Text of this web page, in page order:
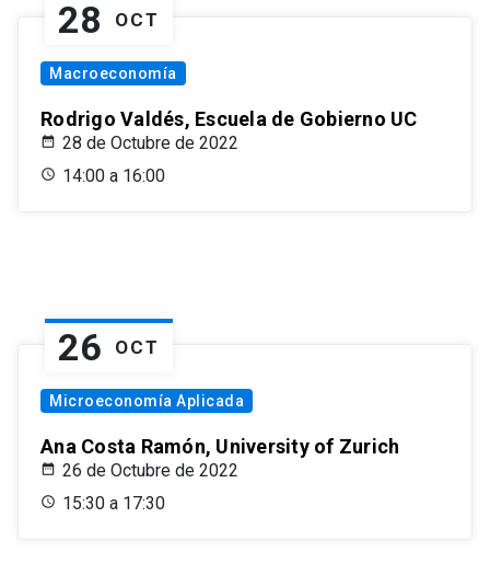
28 OCT
Macroeconomía
Rodrigo Valdés, Escuela de Gobierno UC
28 de Octubre de 2022
14:00 a 16:00
26 OCT
Microeconomía Aplicada
Ana Costa Ramón, University of Zurich
26 de Octubre de 2022
15:30 a 17:30